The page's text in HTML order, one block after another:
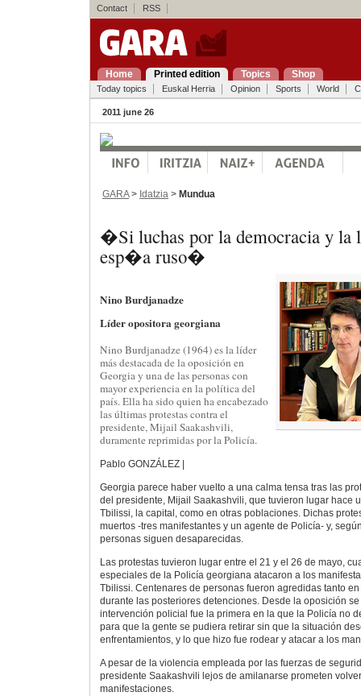
Contact RSS
Home Printed edition Topics Shop
Today topics Euskal Herria Opinion Sports World
2011 june 26
GARA> Idatzia > Mundua
�Si luchas por la democracia y la
esp�a ruso�
Nino Burdjanadze
Líder opositora georgiana
Nino Burdjanadze (1964) es la líder
más destacada de la oposición en
Georgia y una de las personas con
mayor experiencia en la política del
país. Ella ha sido quien ha encabezado
las últimas protestas contra el
presidente, Mijail Saakashvili,
duramente reprimidas por la Policía.
Pablo GONZÁLEZ |
Georgia parece haber vuelto a una calma tensa tras las
del presidente, Mijail Saakashvili, que tuvieron lugar hace
Tbilissi, la capital, como en otras poblaciones. Dichas
muertos -tres manifestantes y un agente de Policía- y,
personas siguen desaparecidas.
Las protestas tuvieron lugar entre el 21 y el 26 de mayo,
especiales de la Policía georgiana atacaron a los
Tbilissi. Centenares de personas fueron agredidas tanto
durante las posteriores detenciones. Desde la oposición
intervención policial fue la primera en la que la Policía no
para que la gente se pudiera retirar sin que la situación
enfrentamientos, y lo que hizo fue rodear y atacar a los
A pesar de la violencia empleada por las fuerzas de
presidente Saakashvili lejos de amilanarse prometen
manifestaciones.